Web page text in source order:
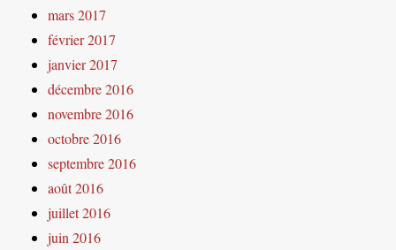
mars 2017
février 2017
janvier 2017
décembre 2016
novembre 2016
octobre 2016
septembre 2016
août 2016
juillet 2016
juin 2016